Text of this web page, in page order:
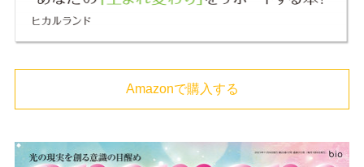
Amazonで購入する